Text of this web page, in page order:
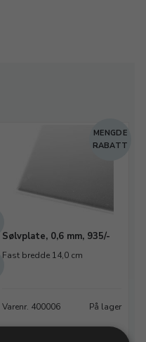
MENGDE
RABATT
Sølvplate, 0,6 mm, 935/-
Fast bredde 14,0 cm
Varenr. 400006 På lager